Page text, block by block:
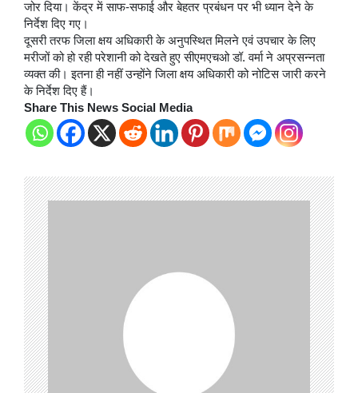
जोर दिया। केंद्र में साफ-सफाई और बेहतर प्रबंधन पर भी ध्यान देने के
निर्देश दिए गए।
दूसरी तरफ जिला क्षय अधिकारी के अनुपस्थित मिलने एवं उपचार के लिए
मरीजों को हो रही परेशानी को देखते हुए सीएमएचओ डॉ. वर्मा ने अप्रसन्नता
व्यक्त की। इतना ही नहीं उन्होंने जिला क्षय अधिकारी को नोटिस जारी करने
के निर्देश दिए हैं।
Share This News Social Media